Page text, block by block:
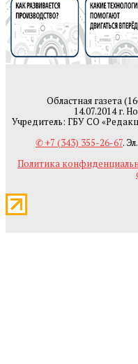
Областная газета
14.07.2014 г.
Учредитель: ГБУ СО
✆ +7 (343) 355-26-67.
Политика